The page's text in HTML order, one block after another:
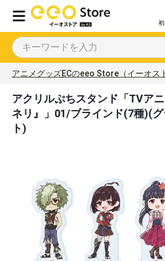
アニメグッズECのeeo Store（イーオス
アクリルぷちスタンド「TVア
ネリ』」01/ブラインド(7種)(
ト)